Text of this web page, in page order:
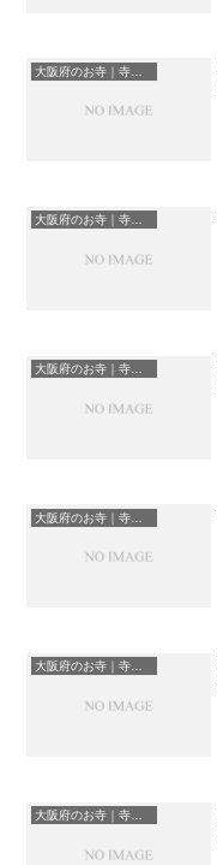
大阪府のお寺｜寺院一覧
大阪府のお寺｜寺院一覧
大阪府のお寺｜寺院一覧
大阪府のお寺｜寺院一覧
大阪府のお寺｜寺院一覧
大阪府のお寺｜寺院一覧